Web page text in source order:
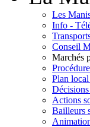
Les
Info -
Conseil
Marchés
Plan
Actions
Bailleurs